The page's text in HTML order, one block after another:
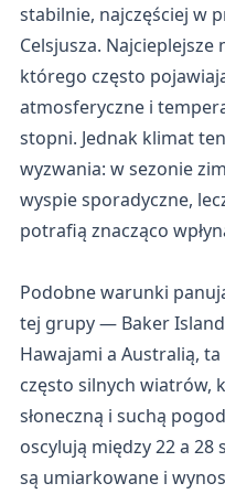
stabilnie, najczęściej w
Celsjusza.
którego często
atmosferyczne i
stopni. Jednak klimat
wyzwania: w sezonie
wyspie sporadyczne,
potrafią znacząco
Podobne warunki
tej grupy — Baker
Hawajami a Australią,
często silnych wiatrów,
słoneczną i suchą
oscylują między 22 a 28
są umiarkowane i